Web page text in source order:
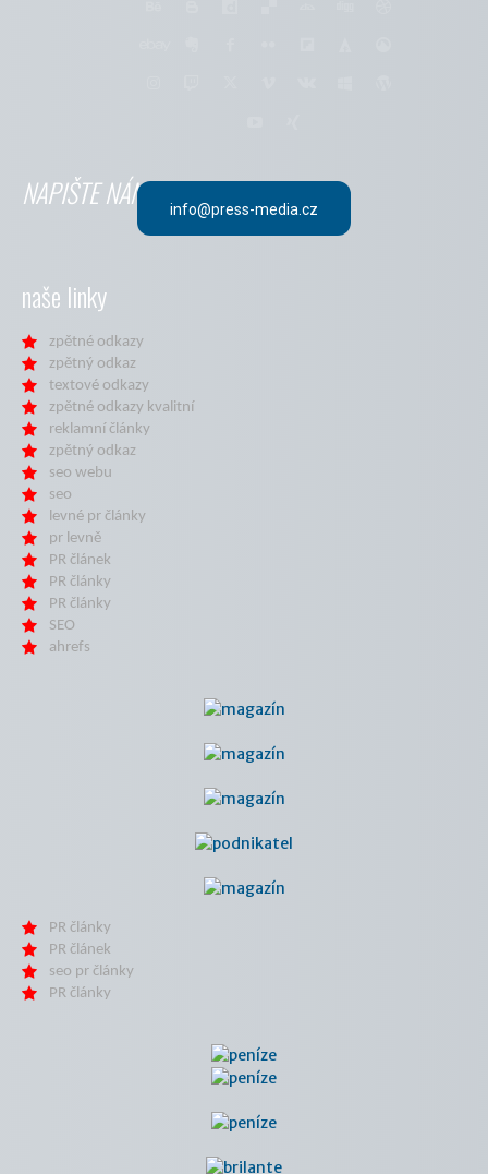
NAPIŠTE NÁM info@press-media.cz
naše linky
zpětné odkazy
zpětný odkaz
textové odkazy
zpětné odkazy kvalitní
reklamní články
zpětný odkaz
seo webu
seo
levné pr články
pr levně
PR článek
PR články
PR články
SEO
ahrefs
PR články
PR článek
seo pr články
PR články